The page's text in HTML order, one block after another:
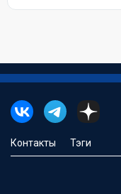
Контакты Тэги